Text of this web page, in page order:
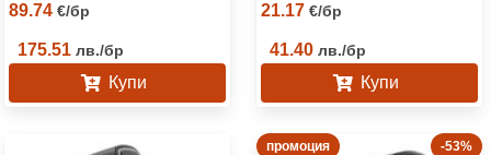
89.74 €/бр
175.51 лв./бр
Купи
21.17 €/бр
41.40 лв./бр
Купи
промоция -53%